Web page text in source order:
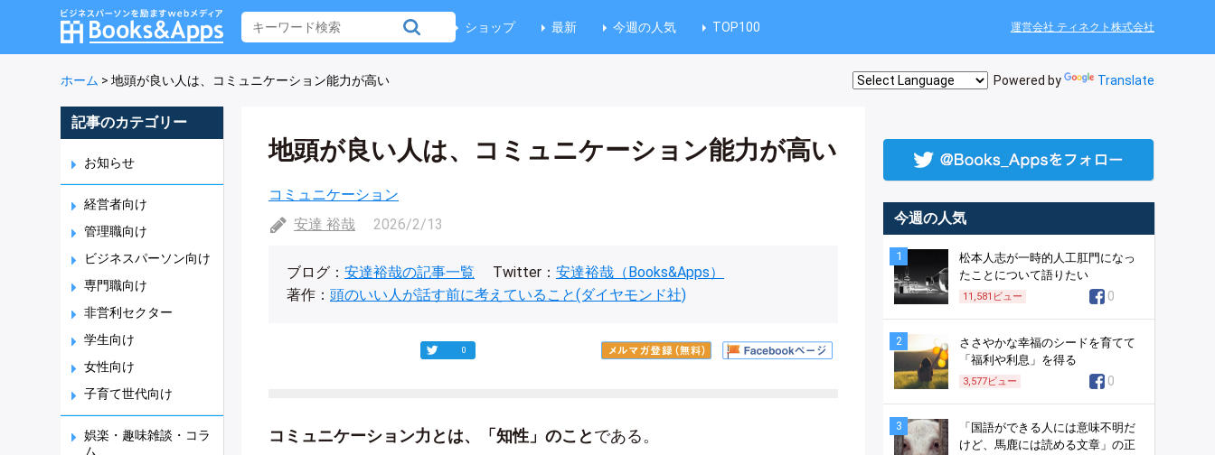
ショップ 最新 今週の人気 TOP100 運営会社 ティネクト株式会社
ホーム > 地頭が良い人は、コミュニケーション能力が高い Powered by Translate
記事のカテゴリー
お知らせ
経営者向け
管理職向け
ビジネスパーソン向け
専門職向け
非営利セクター
学生向け
女性向け
子育て世代向け
娯楽・趣味雑談・コラ
ム
地頭が良い人は、コミュニケーション能力が高い
コミュニケーション
安達 裕哉
2026/2/13
ブログ： 安達裕哉の記事一覧 Twitter： 安達裕哉（Books&Apps）
著作： 頭のいい人が話す前に考えていること(ダイヤモンド社)
0
コミュニケーション力とは、「知性」のことである。
今週の人気
1
松本人志が一時的人工肛門になっ
たことについて語りたい
11,581 ビュー 0
2
ささやかな幸福のシードを育てて
「福利や利息」を得る
3,577ビュー 0
3
「国語ができる人には意味不明だ
けど、馬鹿には読める文章」の正